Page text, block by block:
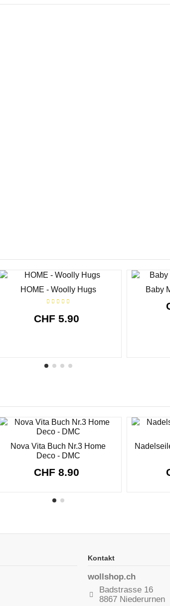
HOME - Woolly Hugs
CHF 5.90
Baby
Nova Vita Buch Nr.3 Home
Deco - DMC
CHF 8.90
Kontakt
wollshop.ch
Badstrasse 16
8867 Niederurnen